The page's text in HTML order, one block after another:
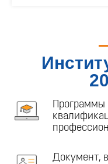
Программы
Документ,